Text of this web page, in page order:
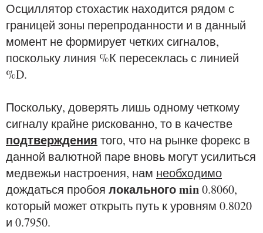
Осциллятор стохастик находится рядом с
границей зоны перепроданности и в данный
момент не формирует четких сигналов,
поскольку линия %К пересеклась с линией
%D.
Поскольку, доверять лишь одному четкому
сигналу крайне рискованно, то в качестве
подтверждения того, что на рынке форекс в
данной валютной паре вновь могут усилиться
медвежьи настроения, нам необходимо
дождаться пробоя локального min0.8060,
который может открыть путь к уровням 0.8020
и 0.7950.